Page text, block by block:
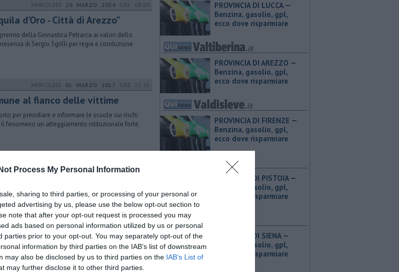
Process My Personal Information
sharing to third parties, or processing of your personal or
advertising by us, please use the below opt-out section to
note that after your opt-out request is processed you may
ads based on personal information utilized by us or personal
parties prior to your opt-out. You may separately opt-out of the
information by third parties on the IAB’s list of downstream
may also be disclosed by us to third parties on the IAB’s List of
may further disclose it to other third parties.
MERCOLEDÌ 20 MARZO 2024 ORE 08:00
d’Oro - Città di Arezzo”
della Ginnastica Petrarca ai valori dello
di Sergio Sgrilli per regia e conduzione
MERCOLEDÌ 01 MARZO 2017 ORE 22:35
al fianco delle vittime
per presidiare e informare le scuole sui rischi
fenomeno un atteggiamento istituzionale forte
LUNEDÌ 19 SETTEMBRE 2016 ORE 13:00
Redi in collaborazione con il Coni, il
fra i familiari delle vittime dell’Heysel
GIOVEDÌ15 SETTEMBRE 2016ORE 10:44
ArezzoAbilia
PROVINCIA DI LUCCA — ​
Benzina, gasolio, gpl,
ecco dove risparmiare
PROVINCIA DI AREZZO — ​
Benzina, gasolio, gpl,
ecco dove risparmiare
PROVINCIA DI FIRENZE — ​
Benzina, gasolio, gpl,
ecco dove risparmiare
PROVINCIA DI PISTOIA — ​
Benzina, gasolio, gpl,
ecco dove risparmiare
PROVINCIA DI SIENA — ​
Benzina, gasolio, gpl,
ecco dove risparmiare